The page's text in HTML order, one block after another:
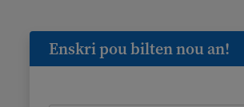
Enskri pou bilten nou an!